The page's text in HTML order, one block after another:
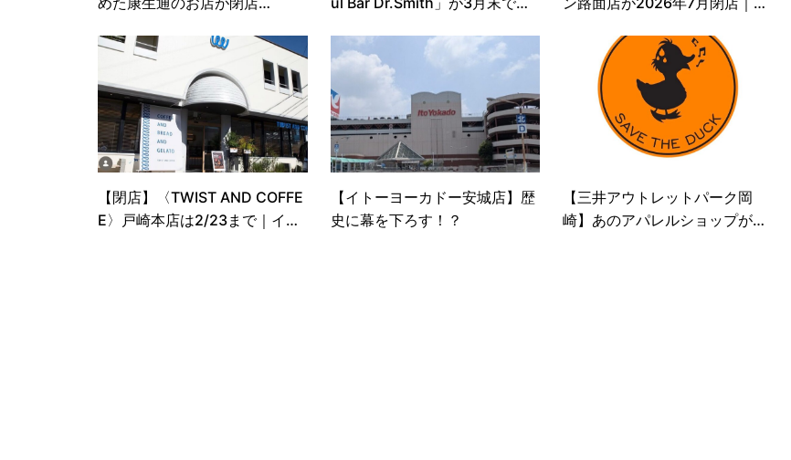
【閉店】〈TWIST AND COFFE
E〉戸崎本店は2/23まで｜イオ
【イトーヨーカドー安城店】歴
史に幕を下ろす！？
【三井アウトレットパーク岡
崎】あのアパレルショップが3